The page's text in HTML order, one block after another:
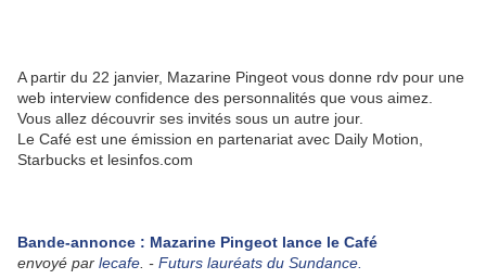
A partir du 22 janvier, Mazarine Pingeot vous donne rdv pour une
web interview confidence des personnalités que vous aimez.
Vous allez découvrir ses invités sous un autre jour.
Le Café est une émission en partenariat avec Daily Motion,
Starbucks et lesinfos.com
Bande-annonce : Mazarine Pingeot lance le Café
envoyé par lecafe . - Futurs lauréats du Sundance.